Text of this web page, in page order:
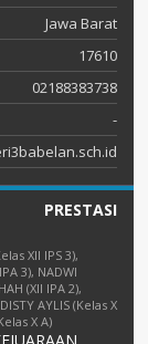
Jawa Barat
17610
02188383738
-
PRESTASI
XII IPS 3),
3), NADWI
(XII IPA 2),
AYLIS (Kelas X
X A)